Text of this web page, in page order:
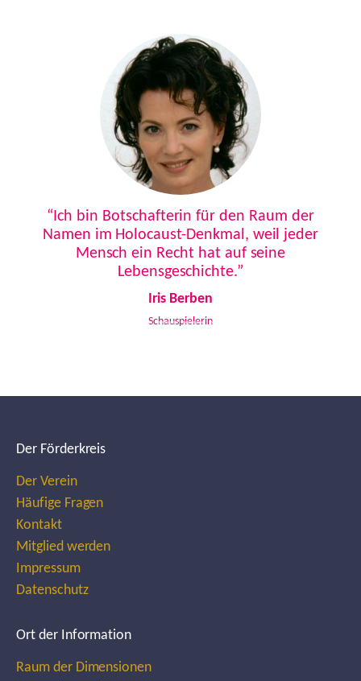
“Ich bin Botschafterin für den Raum der
Namen im Holocaust-Denkmal, weil jeder
Mensch ein Recht hat auf seine
Lebensgeschichte.”
Iris Berben
Schauspielerin
Der Förderkreis
Der Verein
Häufige Fragen
Kontakt
Mitglied werden
Impressum
Datenschutz
Ort der Information
Raum der Dimensionen